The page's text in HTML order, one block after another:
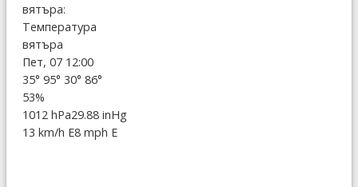
вятъра:
Температура
вятъра
Пет, 07 12:00
35° 95° 30° 86°
53%
1012 hPa29.88 inHg
13 km/h E8 mph E